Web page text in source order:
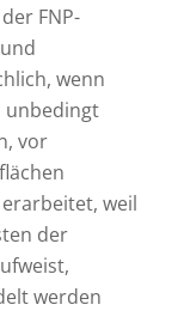
FNP-
wenn
unbedingt
vor
weil
der
werden